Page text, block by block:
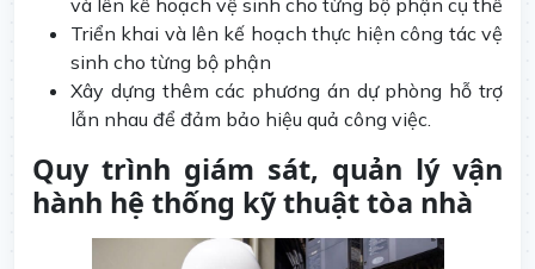
và lên kế hoạch vệ sinh cho từng bộ phận cụ thể
Triển khai và lên kế hoạch thực hiện công tác vệ
sinh cho từng bộ phận
Xây dựng thêm các phương án dự phòng hỗ trợ
lẫn nhau để đảm bảo hiệu quả công việc.
Quy trình giám sát, quản lý vận
hành hệ thống kỹ thuật tòa nhà